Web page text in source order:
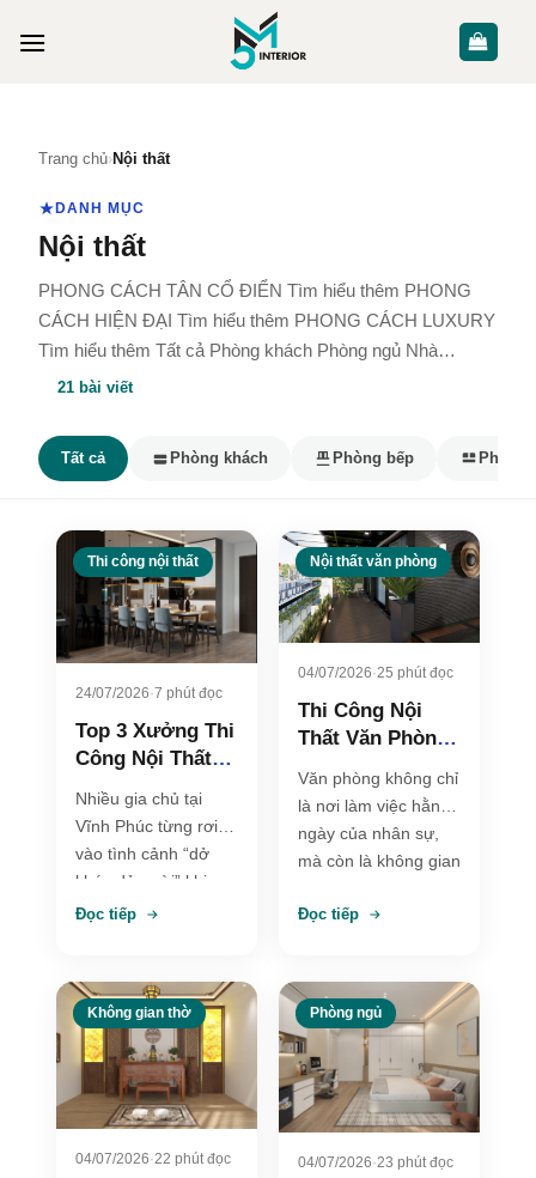
Trang chủ›Nội thất
DANH MỤC
Nội thất
PHONG CÁCH TÂN CỔ ĐIỂN Tìm hiểu thêm PHONG
CÁCH HIỆN ĐẠI Tìm hiểu thêm PHONG CÁCH LUXURY
Tìm hiểu thêm Tất cả Phòng khách Phòng ngủ Nhà…
21 bài viết
Tất cả Phòng khách Phòng bếp Phòng
Thi công nội thất
24/07/2026·7 phút đọc
Top 3 Xưởng Thi
Công Nội Thất
Tại Vĩnh Phúc
Trọn Gói, Giá
Nhiều gia chủ tại
Vĩnh Phúc từng rơi
vào tình cảnh “dở
khóc dở cười” khi
bản vẽ 3D thì lộng
Đọc tiếp
Nội thất văn phòng
04/07/2026·25 phút đọc
Thi Công Nội
Thất Văn Phòng
Nghiệp Và Tối
Ưu Không Gian
Làm Việc
Văn phòng không chỉ
là nơi làm việc hằng
ngày của nhân sự,
mà còn là không gian
Đọc tiếp
Không gian thờ
04/07/2026·22 phút đọc
Phòng ngủ
04/07/2026·23 phút đọc